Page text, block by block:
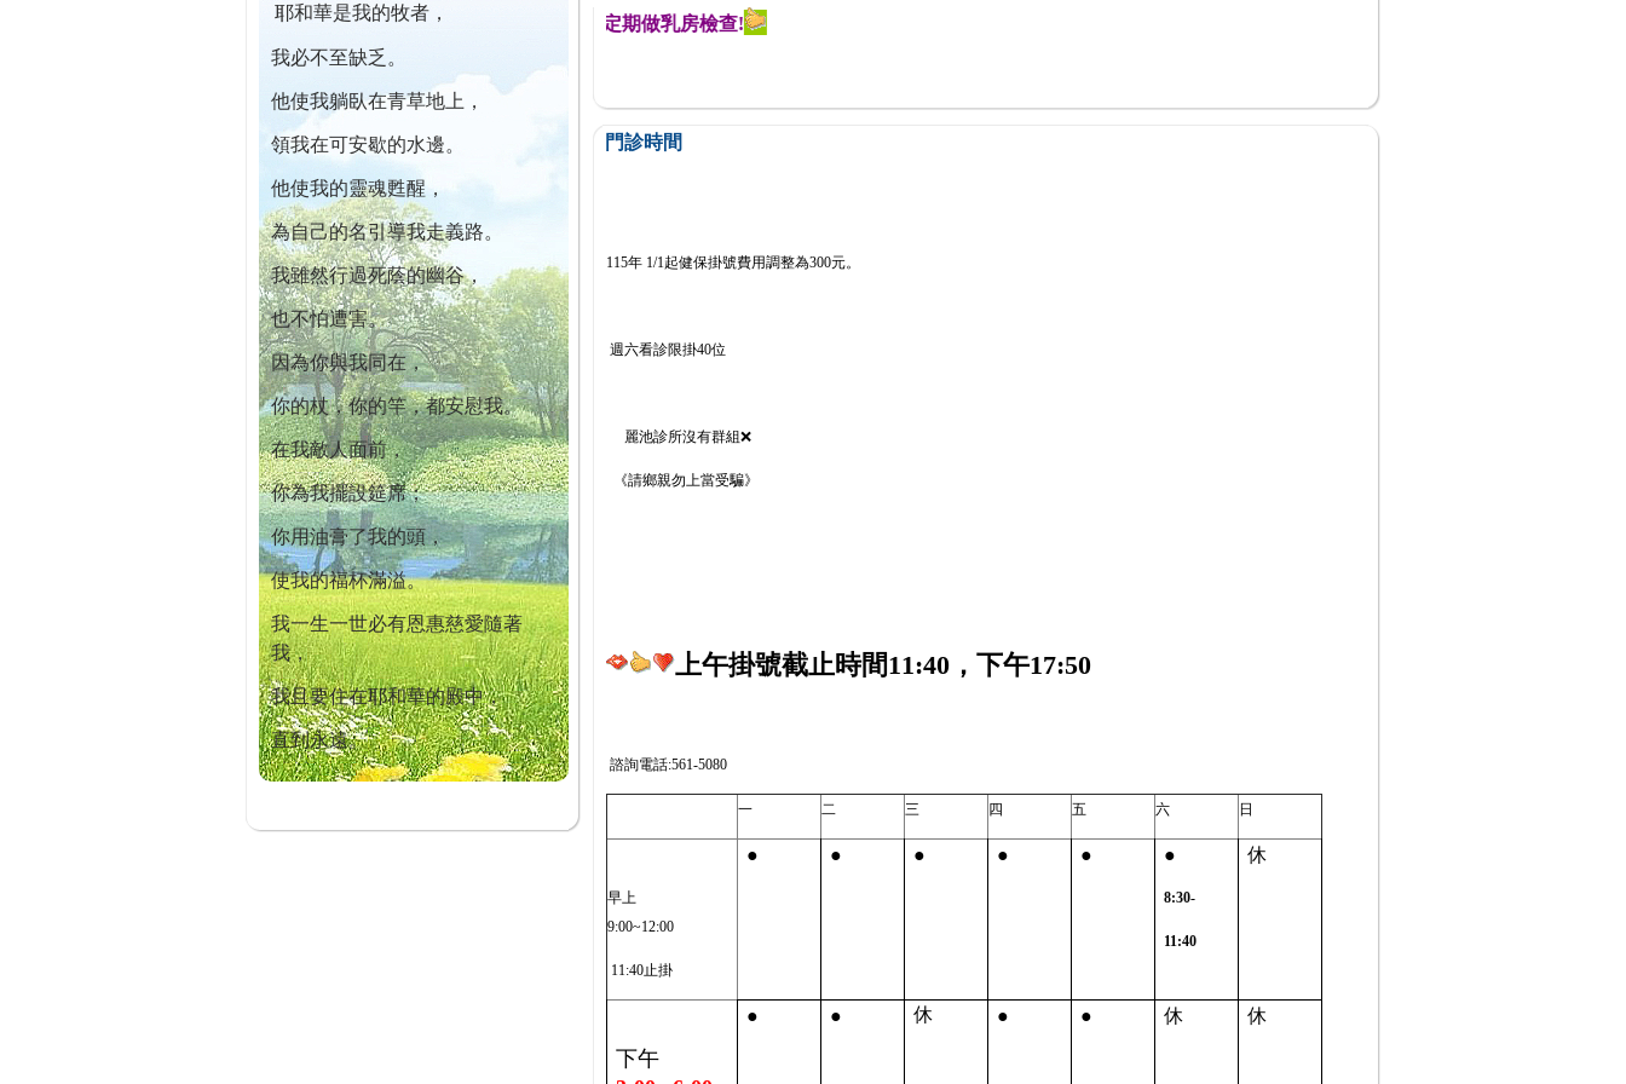
耶和華是我的牧者，
我必不至缺乏。
他使我躺臥在青草地上，
領我在可安歇的水邊。
他使我的靈魂甦醒，
為自己的名引導我走義路。
我雖然行過死蔭的幽谷，
也不怕遭害。
因為你與我同在，
你的杖，你的竿，都安慰我。
在我敵人面前，
你為我擺設筵席；
你用油膏了我的頭，
使我的福杯滿溢。
我一生一世必有恩惠慈愛隨著
我，
我且要住在耶和華的殿中，
直到永遠。
本院自開幕迄今已篩檢出1700位乳癌患者,提醒您定期做乳房檢查!
門診時間
115年 1/1起健保掛號費用調整為300元。
週六看診限掛40位
麗池診所沒有群組❌
《請鄉親勿上當受騙》
上午掛號截止時間11:40，下午17:50
諮詢電話:561-5080
一 二 三 四 五 六 日
早上
9:00~12:00
11:40止掛
● ● ● ● ● ●
8:30-
11:40
休
下午
● ● 休 ● ● 休 休